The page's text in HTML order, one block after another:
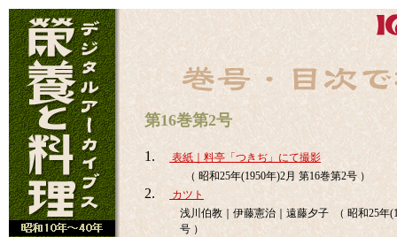
第16巻第2号
1.
表紙｜料亭「つきぢ」にて撮影
（ 昭和25年(1950年)2月 第16巻第2号 ）
2.
カツト
浅川伯教｜伊藤憲治｜遠藤夕子 （ 昭和25年
号 ）